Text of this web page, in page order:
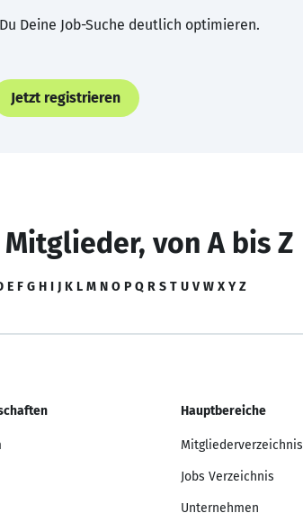
Deine Job-Suche deutlich optimieren.
Jetzt registrieren
Mitglieder, von A bis Z
E F G H I J K L M N O P Q R S T U V W X Y Z
Hauptbereiche
Mitgliederverzeichnis
Jobs Verzeichnis
Unternehmen